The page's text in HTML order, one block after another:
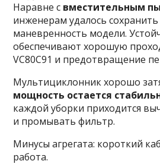
Наравне с вместительным
инженерам удалось сохранить
маневренность модели.
обеспечивают хорошую
VC80C91 и предотвращение
Мультициклонник хорошо
мощность остается
каждой уборки приходится
и промывать фильтр.
Минусы агрегата: короткий
работа.